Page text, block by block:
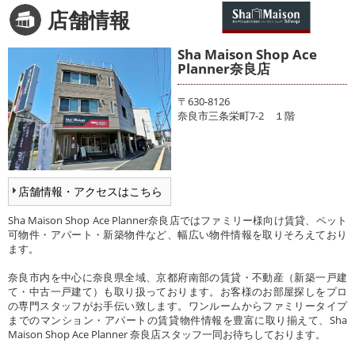
店舗情報
店舗情報・アクセスはこちら
Sha Maison Shop Ace
Planner奈良店
〒630-8126
奈良市三条栄町7-2 １階
Sha Maison Shop Ace Planner奈良店ではファミリー様向け賃貸、ペット
可物件・アパート・新築物件など、幅広い物件情報を取りそろえており
ます。
奈良市内を中心に奈良県全域、京都府南部の賃貸・不動産（新築一戸建
て・中古一戸建て）も取り扱っております。お客様のお部屋探しをプロ
の専門スタッフがお手伝い致します。ワンルームからファミリータイプ
までのマンション・アパートの賃貸物件情報を豊富に取り揃えて、Sha
Maison Shop Ace Planner 奈良店スタッフ一同お待ちしております。